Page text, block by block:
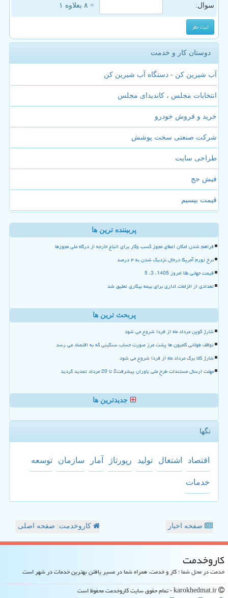
سوال: = ۸ بعلاوه ۱
دوستان کار و خدمت
آب شیرین کن - دستگاه آب شیرین کن
انتخابات مجلس ، کاندیدای مجلس
خرید و فروش خودرو
شرکت صنعتی سخت پوشش
طراحی سایت
فیش حج
قیمت بیسیم
پربیننده ترین ها
فراهم شدن امکان اعطای مجوز کسب وکار برای اتباع خارجه از درگاه ملی مجوزها
نرخ تورم آمریکا درحال نزدیک شدن به ۴ درصد
قیمت جهانی طلا امروز 1405، 3، 5
تعدادی از الزامات اداری برای بیمه بیکاری تعلیق شد
پربحث ترین ها
شارژ کوپن مرداد ماه از فردا شروع می شود
توقف طولانی کامیون ها پشت مرز صورت حساب سنگینی که به اقتصاد می رسد
شارژ کالا برگ مرداد ماه از فردا شروع می شود
مهلت ارسال مستندات طرح ملی یاوران پیشرفت2 تا 20 مرداد تمدید گردید
جدیدترین ها
تگها
اقتصاد اشتغال تولید رپورتاژ آمار سازمان توسعه
خدمات
صفحه اخبار کاروخدمت: صفحه اصلی
كاروخدمت
خدمت در محل شما ؛ کار و خدمت، همراه شما در مسیر یافتن بهترین خدمات در شهر است